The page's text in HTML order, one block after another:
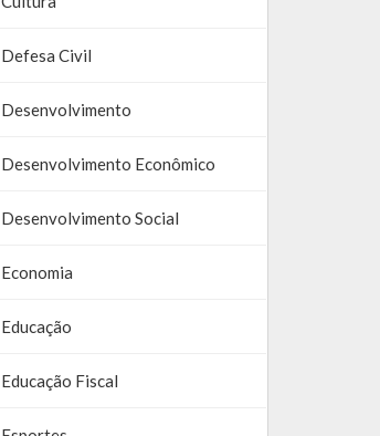
Defesa Civil
Desenvolvimento
Desenvolvimento Econômico
Desenvolvimento Social
Economia
Educação
Educação Fiscal